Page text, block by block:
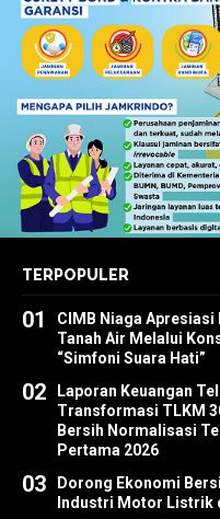
TERPOPULER
01
CIMB Niaga
Tanah Air Melalui
“Simfoni Suara Hati”
02
Laporan Keuangan
Transformasi TLKM
Bersih Normalisasi
Pertama 2026
03
Dorong Ekonomi
Industri Motor Listrik